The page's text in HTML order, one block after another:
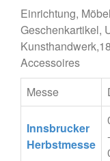
Einrichtung,
Geschenkartikel,
Accessoires
Messe
Innsbrucker
Herbstmesse
-